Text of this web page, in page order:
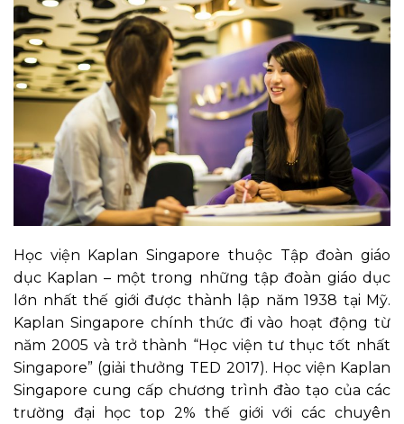
Học viện Kaplan Singapore thuộc Tập đoàn giáo
dục Kaplan – một trong những tập đoàn giáo dục
lớn nhất thế giới được thành lập năm 1938 tại Mỹ.
Kaplan Singapore chính thức đi vào hoạt động từ
năm 2005 và trở thành “Học viện tư thục tốt nhất
Singapore” (giải thưởng TED 2017). Học viện Kaplan
Singapore cung cấp chương trình đào tạo của các
trường đại học top 2% thế giới với các chuyên